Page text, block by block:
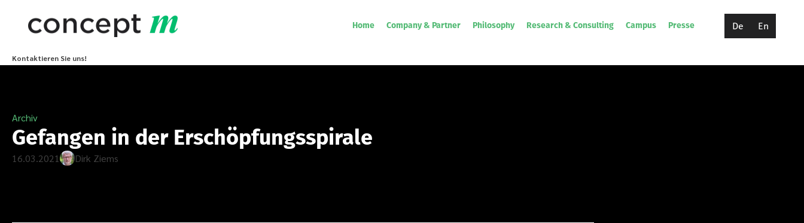
Home Company & Partner Philosophy Research & Consulting Campus Presse De En
Kontaktieren Sie uns!
Archiv
Gefangen in der Erschöpfungsspirale
16.03.2021 Dirk Ziems